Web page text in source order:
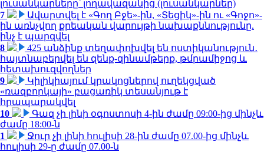
լուսանկարները՝ լողավազանից (լուսանկարներ)
7
Ավարտվել է «Գող Բջե»-ին, «Տեցիկ»-ին ու «Գոջո»-
ին առնչվող քրեական վարույթի նախաքննությունը.
ինչ է պարզվել
8
425 անձինք տեղափոխվել են ոստիկանություն․
հայտնաբերվել են զենք-զինամթերք, թմրամիջոց և
հետախուզվողներ
9
Կիլիկիայում կրակոցներով ուղեկցված
«ռազբորկայի» բացառիկ տեսանյութ է
հրապարակվել
10
Գազ չի լինի օգոստոսի 4-ին ժամը 09:00-ից մինչև
ժամը 18:00-ն
1
Ջուր չի լինի հուլիսի 28-ին ժամը 07.00-ից մինչև
հուլիսի 29-ը ժամը 07.00-ն